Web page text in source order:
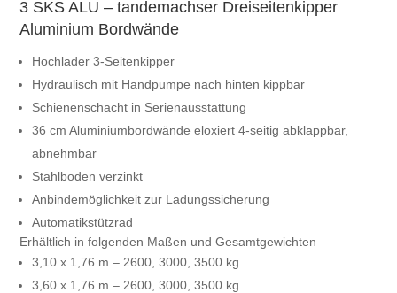
3 SKS ALU – tandemachser Dreiseitenkipper
Aluminium Bordwände
Hochlader 3-Seitenkipper
Hydraulisch mit Handpumpe nach hinten kippbar
Schienenschacht in Serienausstattung
36 cm Aluminiumbordwände eloxiert 4-seitig abklappbar,
abnehmbar
Stahlboden verzinkt
Anbindemöglichkeit zur Ladungssicherung
Automatikstützrad
Erhältlich in folgenden Maßen und Gesamtgewichten
3,10 x 1,76 m – 2600, 3000, 3500 kg
3,60 x 1,76 m – 2600, 3000, 3500 kg